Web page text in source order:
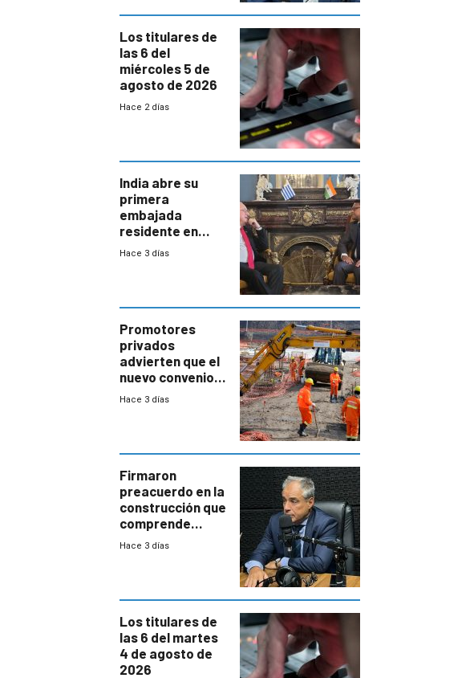
Los titulares de
las 6 del
miércoles 5 de
agosto de 2026
Hace 2 días
India abre su
primera
embajada
residente en
Uruguay y crecen
enorme
potencial
Hace 3 días
Promotores
privados
advierten que el
nuevo convenio
de la
a revisar
proyectos
Hace 3 días
Firmaron
preacuerdo en la
construcción que
comprende
reducción
Hace 3 días
Los titulares de
las 6 del martes
4 de agosto de
2026